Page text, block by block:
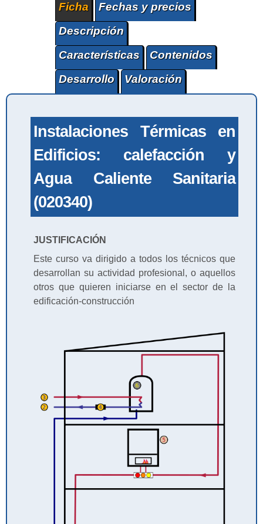
Ficha
Fechas y precios
Descripción
Características
Contenidos
Desarrollo
Valoración
Instalaciones Térmicas en
Edificios: calefacción y
Agua Caliente Sanitaria
(020340)
JUSTIFICACIÓN
Este curso va dirigido a todos los técnicos que
desarrollan su actividad profesional, o aquellos
otros que quieren iniciarse en el sector de la
edificación-construcción